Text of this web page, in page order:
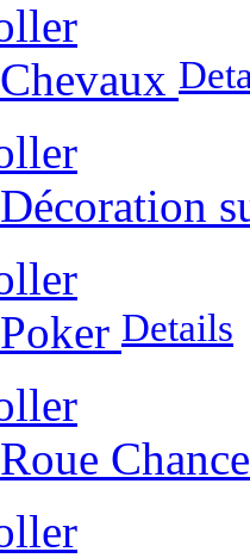
Chevaux
Décoration
Poker Details
Roue